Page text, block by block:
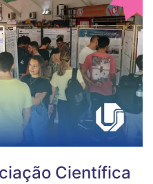
Científica